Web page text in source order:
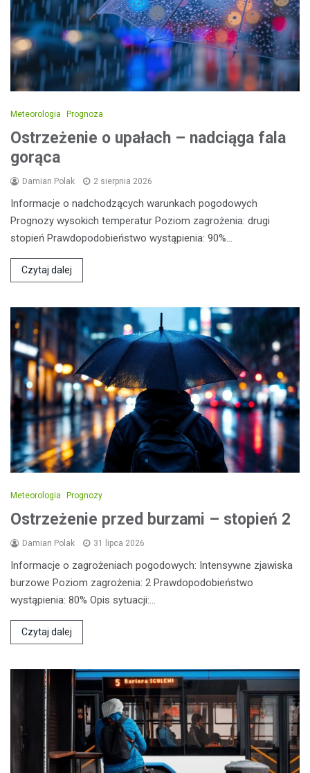
Meteorologia Prognoza
Ostrzeżenie o upałach – nadciąga fala
gorąca
Damian Polak 2 sierpnia 2026
Informacje o nadchodzących warunkach pogodowych
Prognozy wysokich temperatur Poziom zagrożenia: drugi
stopień Prawdopodobieństwo wystąpienia: 90%…
Czytaj dalej
Meteorologia Prognozy
Ostrzeżenie przed burzami – stopień 2
Damian Polak 31 lipca 2026
Informacje o zagrożeniach pogodowych: Intensywne zjawiska
burzowe Poziom zagrożenia: 2 Prawdopodobieństwo
wystąpienia: 80% Opis sytuacji:…
Czytaj dalej